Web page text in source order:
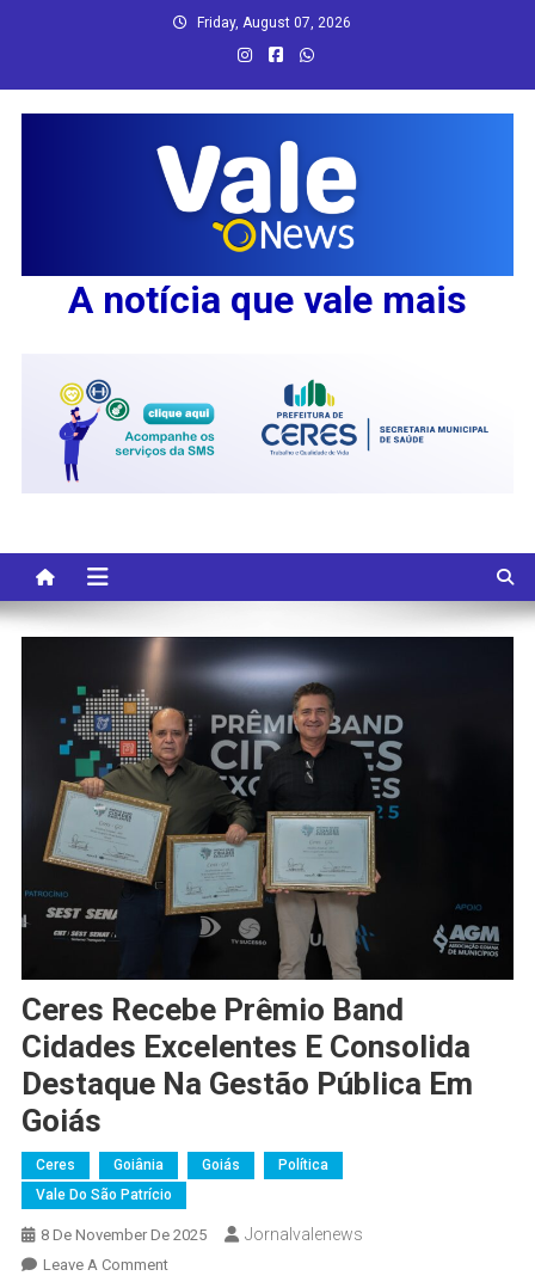
Friday, August 07, 2026
A notícia que vale mais
Ceres Recebe Prêmio Band
Cidades Excelentes E Consolida
Destaque Na Gestão Pública Em
Goiás
Ceres Goiânia Goiás
Política
Vale Do São Patrício
8 De November De 2025 Jornalvalenews
Leave A CommentOn